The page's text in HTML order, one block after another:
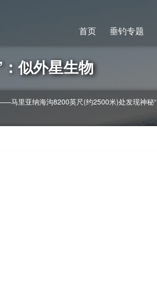
首页 垂钓专题
似外星生物
马里亚纳海沟8200英尺(约2500米)处发现神秘